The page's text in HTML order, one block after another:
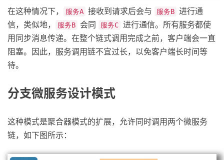
在这种情况下， 服务A 接收到请求后会与 服务B 进行通
信，类似地，
服务B 会同 服务C 进行通信。所有服务都使
用同步消息传递。在整个链式调用完成之前，客户端会一直
阻塞。因此，服务调用链不宜过长，以免客户端长时间等
待。
分支微服务设计模式
这种模式是聚合器模式的扩展，允许同时调用两个微服务
链，如下图所示：